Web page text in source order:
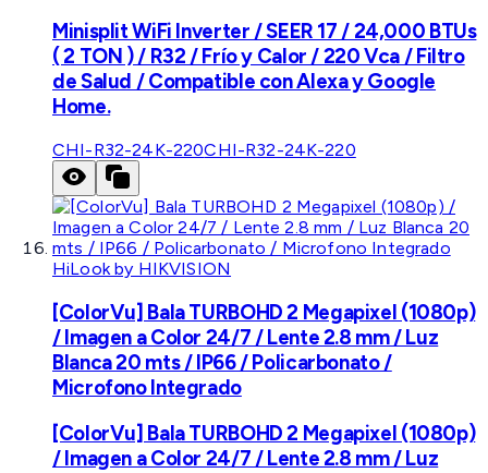
Minisplit WiFi Inverter / SEER 17 / 24,000 BTUs
( 2 TON ) / R32 / Frío y Calor / 220 Vca / Filtro
de Salud / Compatible con Alexa y Google
Home.
CHI-R32-24K-220CHI-R32-24K-220
HiLook by HIKVISION
[ColorVu] Bala TURBOHD 2 Megapixel (1080p)
/ Imagen a Color 24/7 / Lente 2.8 mm / Luz
Blanca 20 mts / IP66 / Policarbonato /
Microfono Integrado
[ColorVu] Bala TURBOHD 2 Megapixel (1080p)
/ Imagen a Color 24/7 / Lente 2.8 mm / Luz